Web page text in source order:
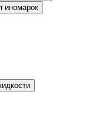
иномарок